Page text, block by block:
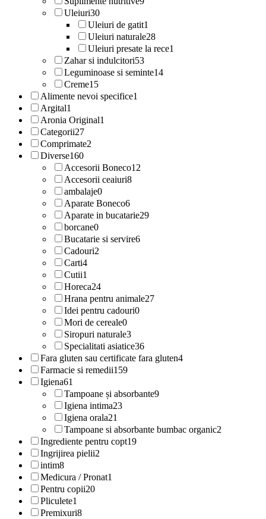
Uleiuri30
Uleiuri de gatit1
Uleiuri naturale28
Uleiuri presate la rece1
Zahar si indulcitori53
Leguminoase si seminte14
Creme15
Alimente nevoi specifice1
Argital1
Aronia Original1
Categorii27
Comprimate2
Diverse160
Accesorii Boneco12
Accesorii ceaiuri8
ambalaje0
Aparate Boneco6
Aparate in bucatarie29
borcane0
Bucatarie si servire6
Cadouri2
Carti4
Cutii1
Horeca24
Hrana pentru animale27
Idei pentru cadouri0
Mori de cereale0
Siropuri naturale3
Specialitati asiatice36
Fara gluten sau certificate fara gluten4
Farmacie si remedii159
Igiena61
Tampoane și absorbante9
Igiena intima23
Igiena orala21
Tampoane si absorbante bumbac organic2
Ingrediente pentru copt19
Ingrijirea pielii2
intim8
Medicura / Pronat1
Pentru copii20
Pliculete1
Premixuri8